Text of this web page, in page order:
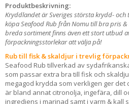
Produktbeskrivning:
Kryddlandet är Sveriges största krydd-
köpa Seafood Rub från Nomu till bra pris
breda sortiment finns även ett stort utbud
förpackningsstorlekar att välja på!
Rub till fisk & skaldjur i trevlig
Seafood Rub tillverkad av
som passar extra bra till fisk och
megagod krydda som verkligen ger
är bland annat citronolja, ingefära, dill
ingrediens i marinad samt i varm & kall